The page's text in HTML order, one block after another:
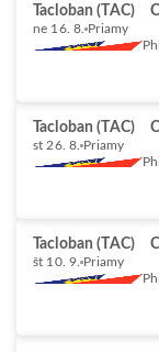
Tacloban (TAC)
ne 16. 8. Priamy
Tacloban (TAC)
st 26. 8. Priamy
Tacloban (TAC)
št 10. 9. Priamy